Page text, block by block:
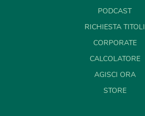
PODCAST
RICHIESTA TITOLI
CORPORATE
CALCOLATORE
AGISCI ORA
STORE